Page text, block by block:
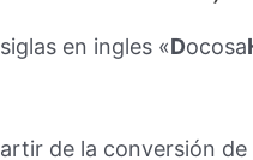
en ingles «Docosa
de la conversión de